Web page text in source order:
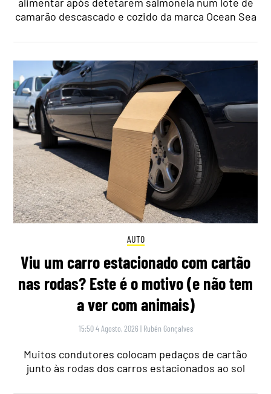
camarão descascado e cozido da marca Ocean Sea
AUTO
Viu um carro estacionado com cartão
nas rodas? Este é o motivo (e não tem
a ver com animais)
15:50 4 Agosto, 2026 | Rubén Gonçalves
Muitos condutores colocam pedaços de cartão
junto às rodas dos carros estacionados ao sol